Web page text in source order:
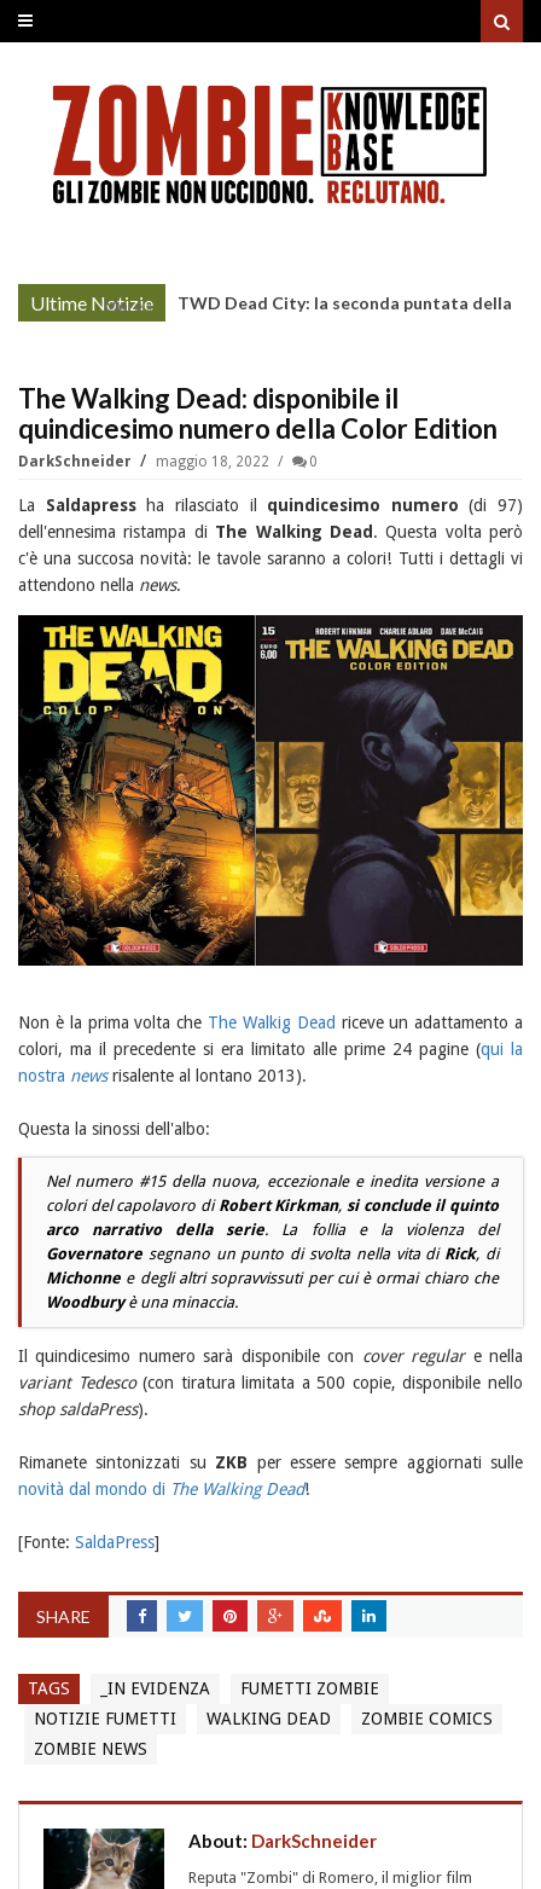
Ultime Notizie
More »
TWD Dead City: la seconda puntata della
The Walking Dead: disponibile il
quindicesimo numero della Color Edition
DarkSchneider maggio 18, 2022 0
La Saldapressha rilasciato il quindicesimo numero (di 97)
dell'ennesima ristampa di The Walking Dead. Questa volta però
c'è una succosa novità: le tavole saranno a colori! Tutti i dettagli vi
attendono nella news.
Non è la prima volta che The Walkig Dead riceve un adattamento a
colori, ma il precedente si era limitato alle prime 24 pagine (qui la
nostra newsrisalente al lontano 2013).
Questa la sinossi dell'albo:
Nel numero #15 della nuova, eccezionale e inedita versione a
colori del capolavoro di Robert Kirkman,si conclude il quinto
arco narrativo della serie. La follia e la violenza del
Governatore segnano un punto di svolta nella vita di Rick, di
Michonne e degli altri sopravvissuti per cui è ormai chiaro che
Woodburyè una minaccia.
Il quindicesimo numero sarà disponibile con cover regulare nella
variant Tedesco(con tiratura limitata a 500 copie, disponibile nello
shop saldaPress).
Rimanete sintonizzati su ZKB per essere sempre aggiornati sulle
novità dal mondo di The Walking Dead!
[Fonte: SaldaPress]
SHARE
TAGS _IN EVIDENZA
FUMETTI ZOMBIE
NOTIZIE FUMETTI
WALKING DEAD
ZOMBIE COMICS
ZOMBIE NEWS
About: DarkSchneider
Reputa "Zombi" di Romero, il miglior film